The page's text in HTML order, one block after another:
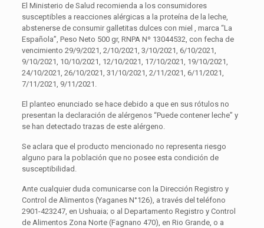
El Ministerio de Salud recomienda a los consumidores
susceptibles a reacciones alérgicas a la proteína de la leche,
abstenerse de consumir galletitas dulces con miel , marca “La
Española”, Peso Neto 500 gr, RNPA Nº 13044532, con fecha de
vencimiento 29/9/2021, 2/10/2021, 3/10/2021, 6/10/2021,
9/10/2021, 10/10/2021, 12/10/2021, 17/10/2021, 19/10/2021,
24/10/2021, 26/10/2021, 31/10/2021, 2/11/2021, 6/11/2021,
7/11/2021, 9/11/2021.
El planteo enunciado se hace debido a que en sus rótulos no
presentan la declaración de alérgenos “Puede contener leche” y
se han detectado trazas de este alérgeno.
Se aclara que el producto mencionado no representa riesgo
alguno para la población que no posee esta condición de
susceptibilidad.
Ante cualquier duda comunicarse con la Dirección Registro y
Control de Alimentos (Yaganes N°126), a través del teléfono
2901-423247, en Ushuaia; o al Departamento Registro y Control
de Alimentos Zona Norte (Fagnano 470), en Rio Grande, o a